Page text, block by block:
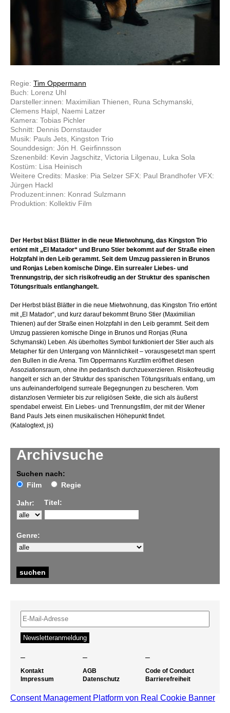
Archivsuche
Suchen nach:
Film
Regie
Jahr: Titel:
Genre:
Regie: Tim Oppermann
Buch: Lorenz Uhl
Darsteller:innen: Maximilian Thienen, Runa Schymanski,
Clemens Haipl, Naemi Latzer
Kamera: Tobias Pichler
Schnitt: Dennis Dornstauder
Musik: Pauls Jets, Kingston Trio
Sounddesign: Jón H. Geirfinnsson
Szenenbild: Kevin Jagschitz, Victoria Lilgenau, Luka Sola
Kostüm: Lisa Heinisch
Weitere Credits: Maske: Pia Selzer SFX: Paul Brandhofer VFX:
Jürgen Hackl
Produzent:innen: Konrad Sulzmann
Produktion: Kollektiv Film
Der Herbst bläst Blätter in die neue Mietwohnung, das Kingston Trio
ertönt mit „El Matador“ und Bruno Stier bekommt auf der Straße einen
Holzpfahl in den Leib gerammt. Seit dem Umzug passieren in Brunos
und Ronjas Leben komische Dinge. Ein surrealer Liebes- und
Trennungstrip, der sich risikofreudig an der Struktur des spanischen
Tötungsrituals entlanghangelt.
Der Herbst bläst Blätter in die neue Mietwohnung, das Kingston Trio ertönt
mit „El Matador“, und kurz darauf bekommt Bruno Stier (Maximilian
Thienen) auf der Straße einen Holzpfahl in den Leib gerammt. Seit dem
Umzug passieren komische Dinge in Brunos und Ronjas (Runa
Schymanski) Leben. Als überholtes Symbol funktioniert der Stier auch als
Metapher für den Untergang von Männlichkeit – vorausgesetzt man sperrt
den Bullen in die Arena. Tim Oppermanns Kurzfilm eröffnet diesen
Assoziationsraum, ohne ihn pedantisch durchzuexerzieren. Risikofreudig
hangelt er sich an der Struktur des spanischen Tötungsrituals entlang, um
uns aufeinanderfolgend surreale Begegnungen zu bescheren. Vom
distanzlosen Vermieter bis zur religiösen Sekte, die sich als äußerst
spendabel erweist. Ein Liebes- und Trennungsfilm, der mit der Wiener
Band Pauls Jets einen musikalischen Höhepunkt findet.
(Katalogtext, js)
– – –
Kontakt
Impressum
AGB
Datenschutz
Code of Conduct
Barrierefreiheit
Consent Management Platform von Real Cookie Banner